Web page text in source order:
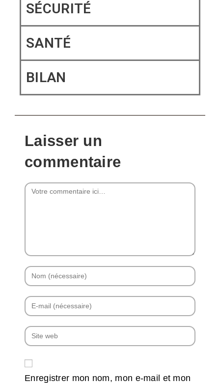
SÉCURITÉ​
SANTÉ​
BILAN
Laisser un
commentaire
Enregistrer mon nom, mon e-mail et mon